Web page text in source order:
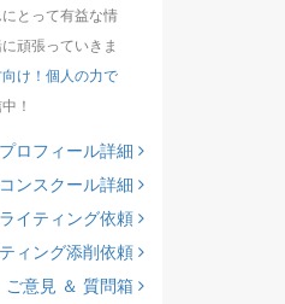
とって有益な情
頑張っていきま
け！個人の力で
！
プロフィール詳細
ンスクール詳細
イティング依頼
ィング添削依頼
ご意見 ＆ 質問箱